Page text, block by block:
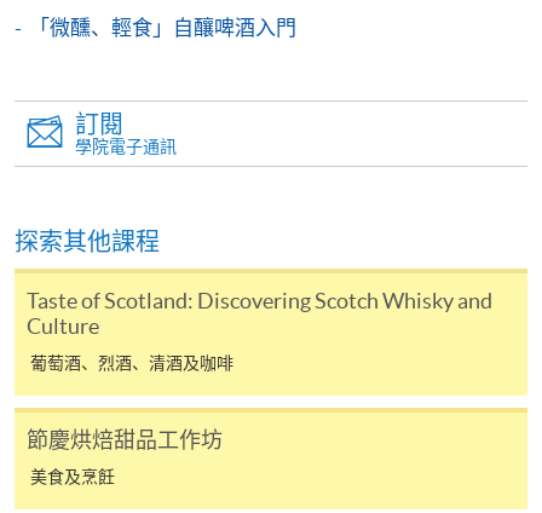
影片來源: HoyTv
網上支付可通過「繳費靈」(PPS) (不適用於手機)、
繳付學費。
報讀新課程
凡以「先到先得」為取錄方式的課程，請填妥
SF26報名表，親往報名中心或以郵遞方式連同學
[下載報名表SF26
「微醺、輕食」自釀啤酒入門
訂閱
學院電子通訊
探索其他課程
Taste of Scotland: Discovering Scotch Whisky and
Culture
葡萄酒、烈酒、清酒及咖啡
節慶烘焙甜品工作坊
美食及烹飪